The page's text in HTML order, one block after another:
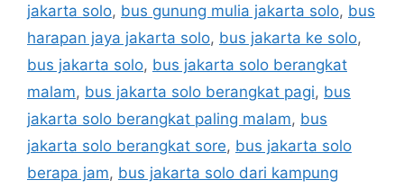
jakarta solo, bus gunung mulia jakarta solo, bus
harapan jaya jakarta solo, bus jakarta ke solo,
bus jakarta solo, bus jakarta solo berangkat
malam, bus jakarta solo berangkat pagi, bus
jakarta solo berangkat paling malam, bus
jakarta solo berangkat sore, bus jakarta solo
berapa jam, bus jakarta solo dari kampung